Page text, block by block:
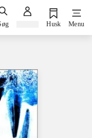
Husk Menu